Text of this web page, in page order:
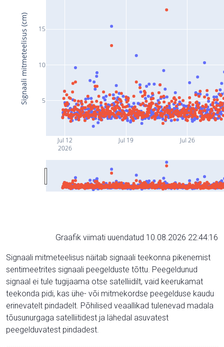
Jul 12
2026
Jul 19 Jul 26
5
10
15
Signaali mitmeteelisus (cm)
Graafik viimati uuendatud 10.08.2026 22:44:16
Signaali mitmeteelisus näitab signaali teekonna pikenemist
sentimeetrites signaali peegelduste tõttu. Peegeldunud
signaal ei tule tugijaama otse satelliidilt, vaid keerukamat
teekonda pidi, kas ühe- või mitmekordse peegelduse kaudu
erinevatelt pindadelt. Põhilised veaallikad tulenevad madala
tõusunurgaga satelliitidest ja lähedal asuvatest
peegelduvatest pindadest.